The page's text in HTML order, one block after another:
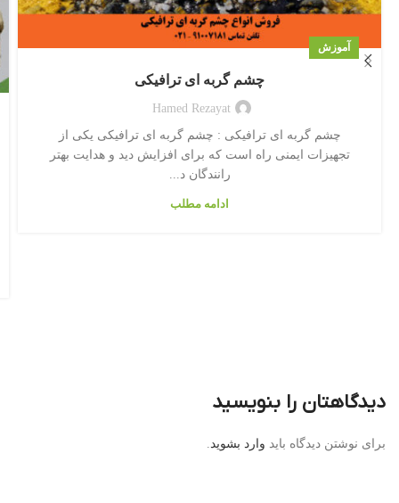
آموزش
چشم گربه ای ترافیکی
Hamed Rezayat
چشم گربه ای ترافیکی : چشم گربه ای ترافیکی یکی از
تجهیزات ایمنی راه است که برای افزایش دید و هدایت بهتر
رانندگان د...
ادامه مطلب
دیدگاهتان را بنویسید
برای نوشتن دیدگاه باید وارد بشوید.